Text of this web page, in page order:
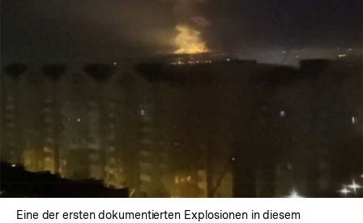
Eine der ersten dokumentierten Explosionen in diesem